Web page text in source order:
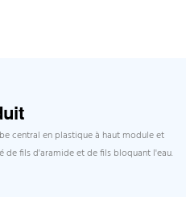
central en plastique à haut module et
de fils d'aramide et de fils bloquant l'eau.